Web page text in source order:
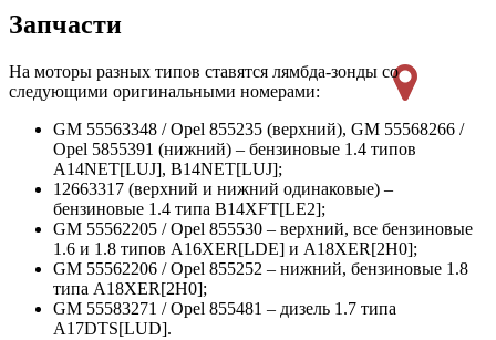
Запчасти
На моторы разных типов ставятся лямбда-зонды со
следующими оригинальными номерами:
GM 55563348 / Opel 855235 (верхний), GM 55568266 /
Opel 5855391 (нижний) – бензиновые 1.4 типов
A14NET[LUJ], B14NET[LUJ];
12663317 (верхний и нижний одинаковые) –
бензиновые 1.4 типа B14XFT[LE2];
GM 55562205 / Opel 855530 – верхний, все бензиновые
1.6 и 1.8 типов A16XER[LDE] и A18XER[2H0];
GM 55562206 / Opel 855252 – нижний, бензиновые 1.8
типа A18XER[2H0];
GM 55583271 / Opel 855481 – дизель 1.7 типа
A17DTS[LUD].